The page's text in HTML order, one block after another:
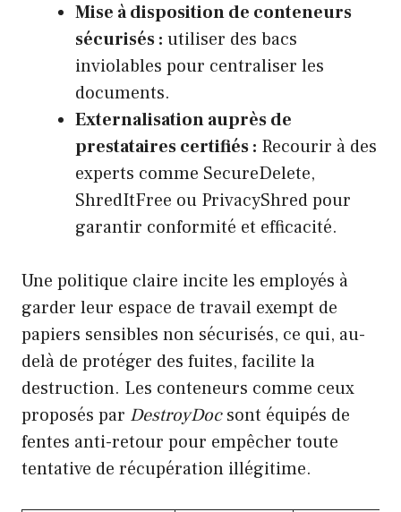
Mise à disposition de conteneurs
sécurisés : utiliser des bacs
inviolables pour centraliser les
documents.
Externalisation auprès de
prestataires certifiés : Recourir à des
experts comme SecureDelete,
ShredItFree ou PrivacyShred pour
garantir conformité et efficacité.
Une politique claire incite les employés à
garder leur espace de travail exempt de
papiers sensibles non sécurisés, ce qui, au-
delà de protéger des fuites, facilite la
destruction. Les conteneurs comme ceux
proposés par DestroyDocsont équipés de
fentes anti-retour pour empêcher toute
tentative de récupération illégitime.